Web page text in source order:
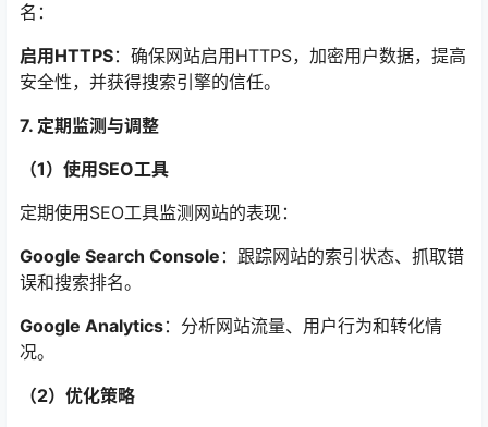
名：
启用HTTPS：确保网站启用HTTPS，加密用户数据，提高
安全性，并获得搜索引擎的信任。
7. 定期监测与调整
（1）使用SEO工具
定期使用SEO工具监测网站的表现：
Google Search Console ：跟踪网站的索引状态、抓取错
误和搜索排名。
Google Analytics：分析网站流量、用户行为和转化情
况。
（2）优化策略